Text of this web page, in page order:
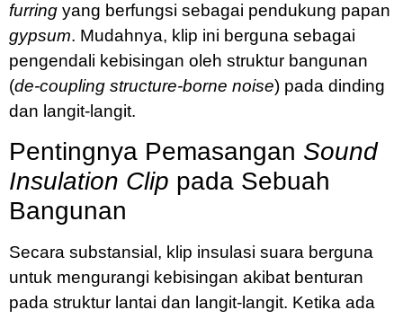
furring yang berfungsi sebagai pendukung papan
gypsum. Mudahnya, klip ini berguna sebagai
pengendali kebisingan oleh struktur bangunan
(de-coupling structure-borne noise) pada dinding
dan langit-langit.
Pentingnya Pemasangan Sound
Insulation Clip pada Sebuah
Bangunan
Secara substansial, klip insulasi suara berguna
untuk mengurangi kebisingan akibat benturan
pada struktur lantai dan langit-langit. Ketika ada